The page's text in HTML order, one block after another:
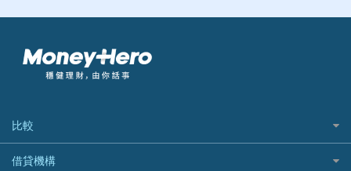
比較
私人貸款比較
借貸機構